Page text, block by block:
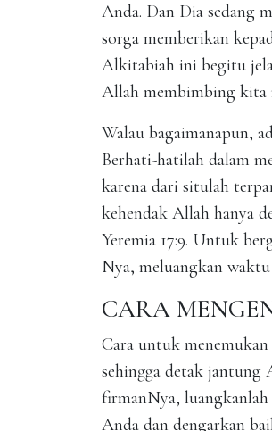
Anda. Dan Dia sedang
sorga memberikan
Alkitabiah ini begitu
Allah membimbing kita
Walau bagaimanapun,
Berhati-hatilah dalam
karena dari situlah
kehendak Allah hanya
Yeremia 17:9. Untuk
Nya, meluangkan
CARA
Cara untuk
sehingga detak jantung
firmanNya,
Anda dan dengarkan